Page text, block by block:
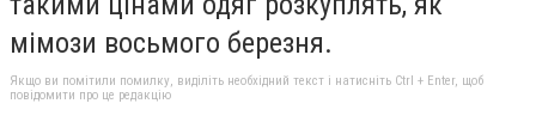
мімози восьмого березня.
Якщо ви помітили помилку, виділіть необхідний текст і натисніть Ctrl + Enter, щоб
повідомити про це редакцію